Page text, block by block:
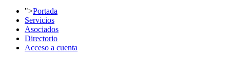
">Portada
Servicios
Asociados
Directorio
Acceso a cuenta